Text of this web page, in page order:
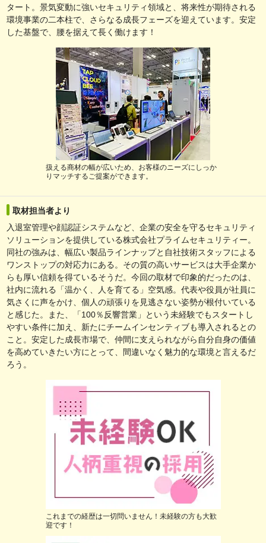
タート。景気変動に強いセキュリティ領域と、将来性が期待される
環境事業の二本柱で、さらなる成長フェーズを迎えています。安定
した基盤で、腰を据えて長く働けます！
扱える商材の幅が広いため、お客様のニーズにしっか
りマッチするご提案ができます。
取材担当者より
入退室管理や顔認証システムなど、企業の安全を守るセキュリティ
ソリューションを提供している株式会社プライムセキュリティー。
同社の強みは、幅広い製品ラインナップと自社技術スタッフによる
ワンストップの対応力にある。その質の高いサービスは大手企業か
らも厚い信頼を得ているそうだ。今回の取材で印象的だったのは、
社内に流れる「温かく、人を育てる」空気感。代表や役員が社員に
気さくに声をかけ、個人の頑張りを見逃さない姿勢が根付いている
と感じた。また、「100％反響営業」という未経験でもスタートし
やすい条件に加え、新たにチームインセンティブも導入されるとの
こと。安定した成長市場で、仲間に支えられながら自分自身の価値
を高めていきたい方にとって、間違いなく魅力的な環境と言えるだ
ろう。
これまでの経歴は一切問いません！未経験の方も大歓
迎です！